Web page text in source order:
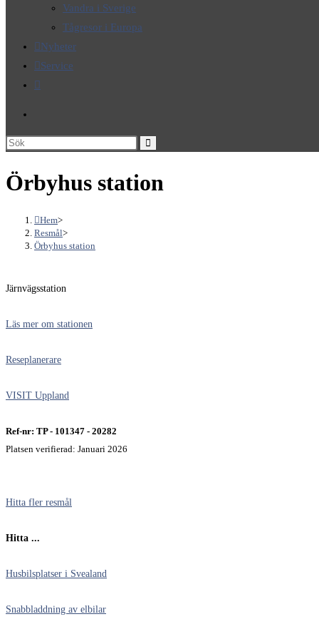
Vandra i Sverige
Tågresor i Europa
Nyheter
Service
Slå
Sök
denna
Örbyhus station
Hem>
Resmål>
Örbyhus station
Järnvägsstation
Läs mer om stationen
Reseplanerare
VISIT Uppland
Ref-nr: TP - 101347 - 20282
Platsen verifierad: Januari 2026
Hitta fler resmål
Hitta ...
Husbilsplatser i Svealand
Snabbladdning av elbilar